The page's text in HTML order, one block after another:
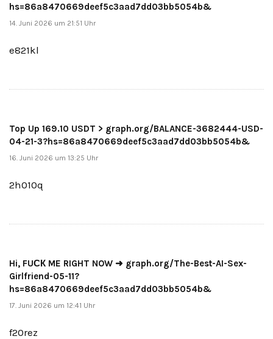
hs=86a8470669deef5c3aad7dd03bb5054b&
14. Juni 2026 um 21:51 Uhr
e821kl
Top Up 169.10 USDT > graph.org/BALANCE-3682444-USD-
04-21-3?hs=86a8470669deef5c3aad7dd03bb5054b&
16. Juni 2026 um 13:25 Uhr
2h010q
Hi, FUСК ME RIGHT NOW ➜ graph.org/The-Best-AI-Sex-
Girlfriend-05-11?
hs=86a8470669deef5c3aad7dd03bb5054b&
17. Juni 2026 um 12:41 Uhr
f20rez